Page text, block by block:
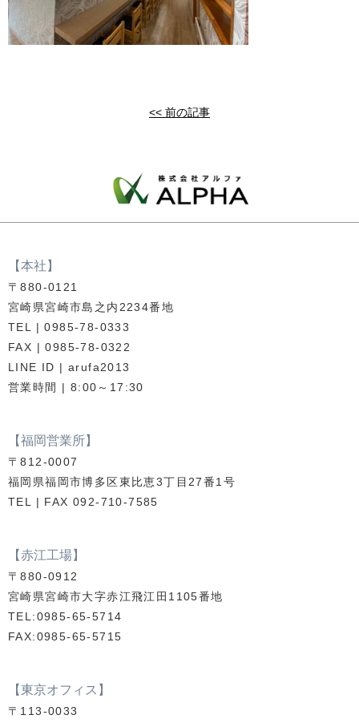
<< 前の記事
【本社】
〒880-0121
宮崎県宮崎市島之内2234番地
TEL | 0985-78-0333
FAX | 0985-78-0322
LINE ID | arufa2013
営業時間 | 8:00～17:30
【福岡営業所】
〒812-0007
福岡県福岡市博多区東比恵3丁目27番1号
TEL | FAX 092-710-7585
【赤江工場】
〒880-0912
宮崎県宮崎市大字赤江飛江田1105番地
TEL:0985-65-5714
FAX:0985-65-5715
【東京オフィス】
〒113-0033